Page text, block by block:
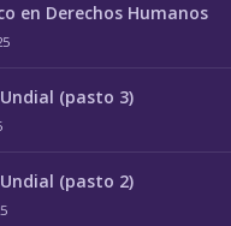
en Derechos Humanos
(pasto 3)
(pasto 2)